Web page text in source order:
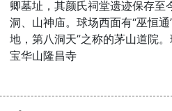
卿墓址，其颜氏祠堂遗迹保存至
洞、山神庙。球场西面有“巫恒
地，第八洞天”之称的茅山道院
宝华山隆昌寺